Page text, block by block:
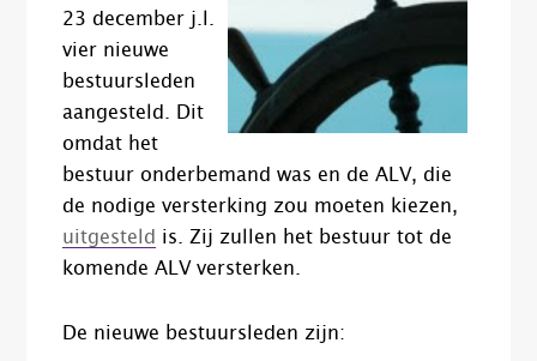
23 december j.l.
vier nieuwe
bestuursleden
aangesteld. Dit
omdat het
bestuur onderbemand was en de ALV, die
de nodige versterking zou moeten kiezen,
uitgesteld is. Zij zullen het bestuur tot de
komende ALV versterken.
De nieuwe bestuursleden zijn: